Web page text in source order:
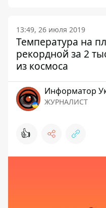
13:49, 26 июля 2019
Температура на
рекордной за 2
из космоса
Информатор
ЖУРНАЛИСТ
👍